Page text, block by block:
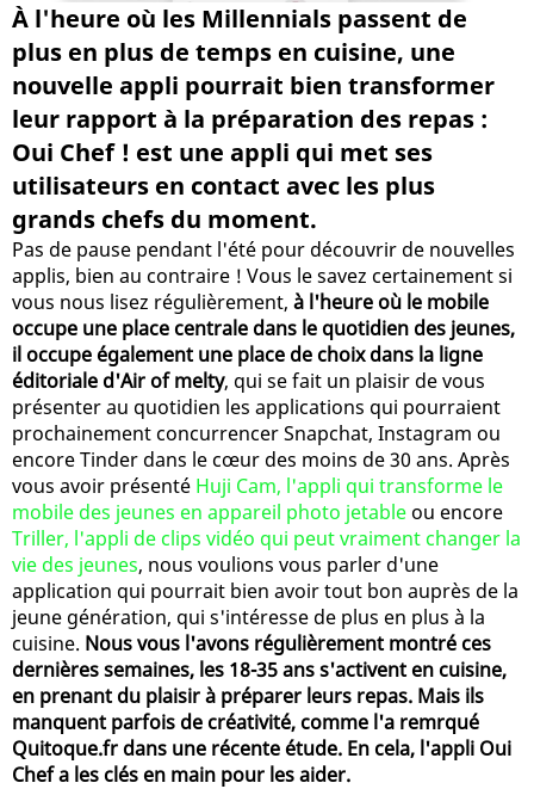
À l'heure où les Millennials passent de
plus en plus de temps en cuisine, une
nouvelle appli pourrait bien transformer
leur rapport à la préparation des repas :
Oui Chef ! est une appli qui met ses
utilisateurs en contact avec les plus
grands chefs du moment.
Pas de pause pendant l'été pour découvrir de nouvelles
applis, bien au contraire ! Vous le savez certainement si
vous nous lisez régulièrement, à l'heure où le mobile
occupe une place centrale dans le quotidien des jeunes,
il occupe également une place de choix dans la ligne
éditoriale d'Air of melty, qui se fait un plaisir de vous
présenter au quotidien les applications qui pourraient
prochainement concurrencer Snapchat, Instagram ou
encore Tinder dans le cœur des moins de 30 ans. Après
vous avoir présenté Huji Cam, l'appli qui transforme le
mobile des jeunes en appareil photo jetable ou encore
Triller, l'appli de clips vidéo qui peut vraiment changer la
vie des jeunes, nous voulions vous parler d'une
application qui pourrait bien avoir tout bon auprès de la
jeune génération, qui s'intéresse de plus en plus à la
cuisine. Nous vous l'avons régulièrement montré ces
dernières semaines, les 18-35 ans s'activent en cuisine,
en prenant du plaisir à préparer leurs repas. Mais ils
manquent parfois de créativité, comme l'a remrqué
Quitoque.fr dans une récente étude. En cela, l'appli Oui
Chef a les clés en main pour les aider.